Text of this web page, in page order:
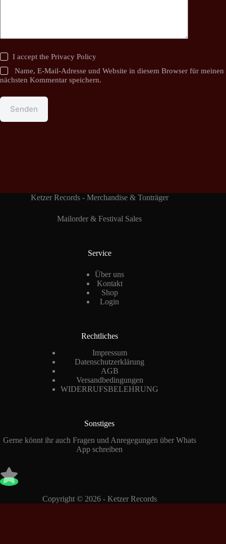
I accept thePrivacy Policy
Name, E-Mail-Adresse und Website in diesem Browser für meinen
nächsten Kommentar speichern.
Senden
Ketzer Records - Merchandise & Tonträger
Mailorder & Festival Sales
Service
Über uns
Kontakt
Shop
Login
Rechtliches
Impressum
Datenschutzerklärung
AGB
Versandbedingungen
WIDERRUFSBELEHRUNG
Sonstiges
Gerne könnt ihr auch Fragen und Anregegungen über Whats
App schreiben
Copyright © 2026 - Ketzer Records